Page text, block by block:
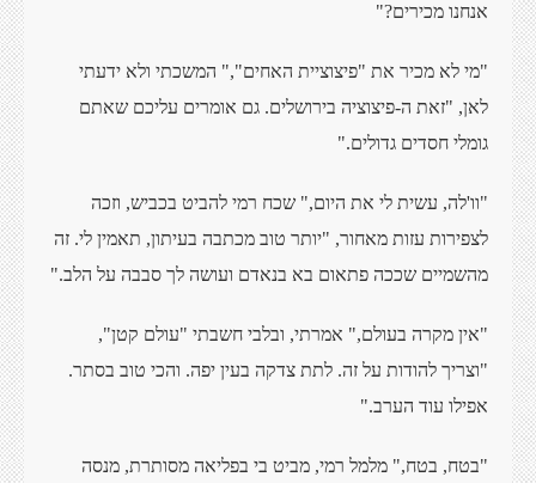
אנחנו מכירים?"
"מי לא מכיר את "פיצוציית האחים"," המשכתי ולא ידעתי
לאן, "זאת ה-פיצוציה בירושלים. גם אומרים עליכם שאתם
גומלי חסדים גדולים."
"וו'לה, עשית לי את היום," שכח רמי להביט בכביש, וזכה
לצפירות עזות מאחור, "יותר טוב מכתבה בעיתון, תאמין לי. זה
מהשמיים שככה פתאום בא בנאדם ועושה לך סבבה על הלב."
"אין מקרה בעולם," אמרתי, ובלבי חשבתי "עולם קטן",
"וצריך להודות על זה. לתת צדקה בעין יפה. והכי טוב בסתר.
אפילו עוד הערב."
"בטח, בטח," מלמל רמי, מביט בי בפליאה מסותרת, מנסה